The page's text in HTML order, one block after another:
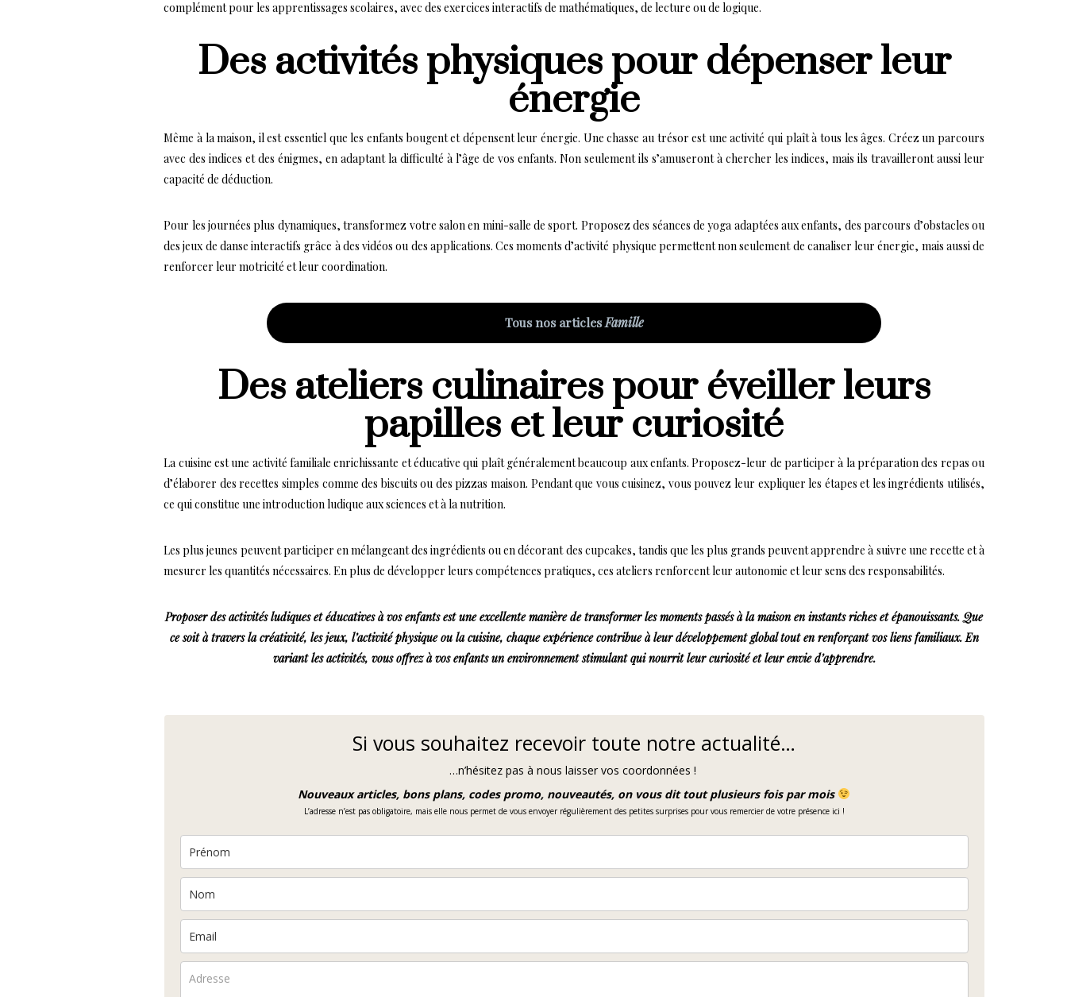
complément pour les apprentissages scolaires, avec des exercices interactifs de mathématiques, de lecture ou de logique.
Des activités physiques pour dépenser leur
énergie
Même à la maison, il est essentiel que les enfants bougent et dépensent leur énergie. Une chasse au trésor est une activité qui plaît à tous les âges. Créez un parcours
avec des indices et des énigmes, en adaptant la difficulté à l’âge de vos enfants. Non seulement ils s’amuseront à chercher les indices, mais ils travailleront aussi leur
capacité de déduction.
Pour les journées plus dynamiques, transformez votre salon en mini-salle de sport. Proposez des séances de yoga adaptées aux enfants, des parcours d’obstacles ou
des jeux de danse interactifs grâce à des vidéos ou des applications. Ces moments d’activité physique permettent non seulement de canaliser leur énergie, mais aussi de
renforcer leur motricité et leur coordination.
Tous nos articlesFamille
Des ateliers culinaires pour éveiller leurs
papilles et leur curiosité
La cuisine est une activité familiale enrichissante et éducative qui plaît généralement beaucoup aux enfants. Proposez-leur de participer à la préparation des repas ou
d’élaborer des recettes simples comme des biscuits ou des pizzas maison. Pendant que vous cuisinez, vous pouvez leur expliquer les étapes et les ingrédients utilisés,
ce qui constitue une introduction ludique aux sciences et à la nutrition.
Les plus jeunes peuvent participer en mélangeant des ingrédients ou en décorant des cupcakes, tandis que les plus grands peuvent apprendre à suivre une recette et à
mesurer les quantités nécessaires. En plus de développer leurs compétences pratiques, ces ateliers renforcent leur autonomie et leur sens des responsabilités.
Proposer des activités ludiques et éducatives à vos enfants est une excellente manière de transformer les moments passés à la maison en instants riches et épanouissants. Que
ce soit à travers la créativité, les jeux, l’activité physique ou la cuisine, chaque expérience contribue à leur développement global tout en renforçant vos liens familiaux. En
variant les activités, vous offrez à vos enfants un environnement stimulant qui nourrit leur curiosité et leur envie d’apprendre.
Si vous souhaitez recevoir toute notre actualité…
…n’hésitez pas à nous laisser vos coordonnées !
Nouveaux articles, bons plans, codes promo, nouveautés, on vous dit tout plusieurs fois par mois
L’adresse n’est pas obligatoire, mais elle nous permet de vous envoyer régulièrement des petites surprises pour vous remercier de votre présence ici !